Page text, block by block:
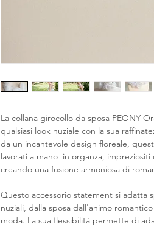
La collana girocollo da sposa PEONY
qualsiasi look nuziale con la sua
da un incantevole design floreale,
lavorati a mano in organza,
creando una fusione armoniosa di
Questo accessorio statement si adatta
nuziali, dalla sposa dall'animo
moda. La sua flessibilità permette di